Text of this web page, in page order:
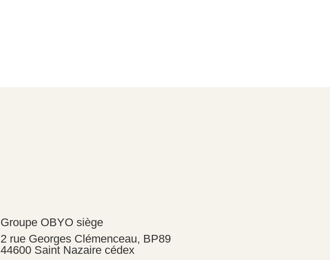
Groupe OBYO siège
2 rue Georges Clémenceau, BP89
44600 Saint Nazaire cédex